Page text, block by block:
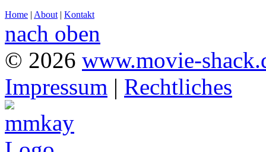
Home | About | Kontakt
nach oben
© 2026 www.movie-
Impressum | Rechtliches